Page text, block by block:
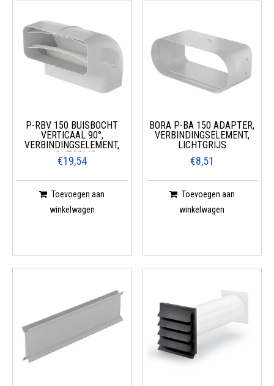
P-RBV 150 BUISBOCHT
VERTICAAL 90°,
VERBINDINGSELEMENT,
LICHTGRIJS
€19,54
Toevoegen aan
winkelwagen
BORA P-BA 150 ADAPTER,
VERBINDINGSELEMENT,
LICHTGRIJS
€8,51
Toevoegen aan
winkelwagen